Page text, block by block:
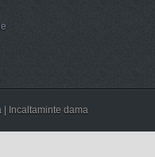
Incaltaminte dama